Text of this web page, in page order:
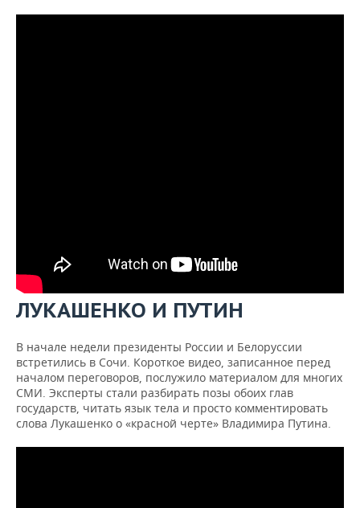
ЛУКАШЕНКО И ПУТИН
В начале недели президенты России и Белоруссии
встретились в Сочи. Короткое видео, записанное перед
началом переговоров, послужило материалом для многих
СМИ. Эксперты стали разбирать позы обоих глав
государств, читать язык тела и просто комментировать
слова Лукашенко о «красной черте» Владимира Путина.